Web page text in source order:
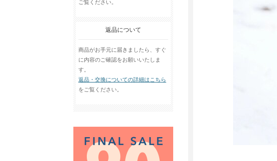
ご覧ください。
返品について
商品がお手元に届きましたら、すぐ
に内容のご確認をお願いいたしま
す。
返品・交換についての詳細はこちら
をご覧ください。